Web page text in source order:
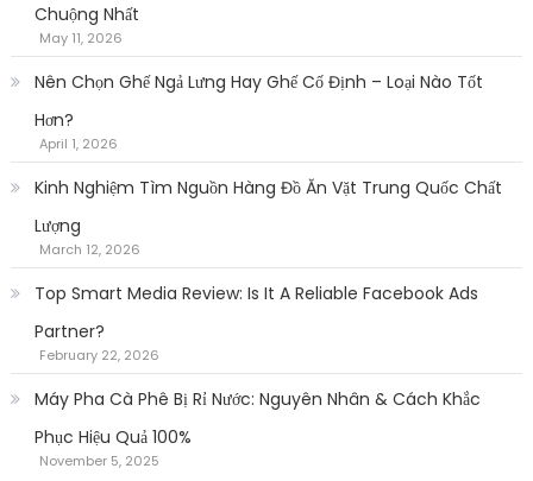
Chuộng Nhất
May 11, 2026
Nên Chọn Ghế Ngả Lưng Hay Ghế Cố Định – Loại Nào Tốt
Hơn?
April 1, 2026
Kinh Nghiệm Tìm Nguồn Hàng Đồ Ăn Vặt Trung Quốc Chất
Lượng
March 12, 2026
Top Smart Media Review: Is It A Reliable Facebook Ads
Partner?
February 22, 2026
Máy Pha Cà Phê Bị Rỉ Nước: Nguyên Nhân & Cách Khắc
Phục Hiệu Quả 100%
November 5, 2025